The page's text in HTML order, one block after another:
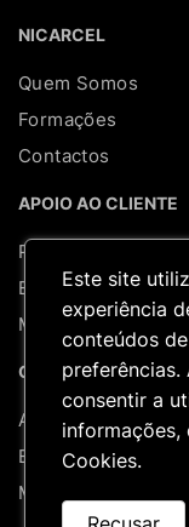
NICARCEL
Quem Somos
Formações
Contactos
APOIO AO CLIENTE
Perguntas
Entregas &
Mapa do site
CONTA
A minha conta
Encomendas
Moradas
Este site
experiência
conteúdos
preferências.
consentir a
informações,
Cookies.